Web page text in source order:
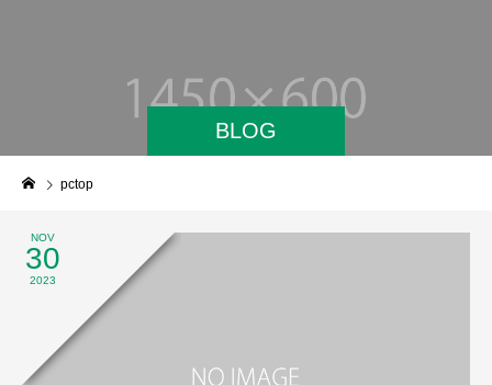
BLOG
pctop
NOV
30
2023